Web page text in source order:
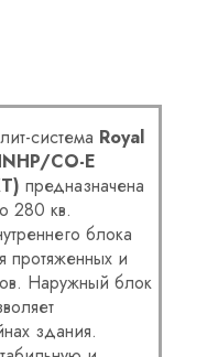
система Royal
CO-E
предназначена
280 кв.
блока
протяженных и
Наружный блок
здания.